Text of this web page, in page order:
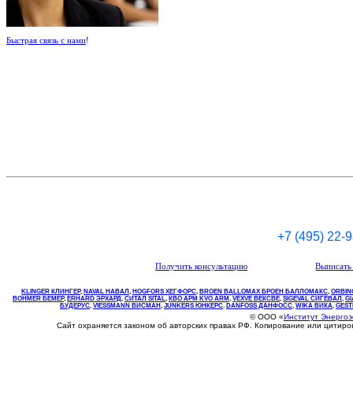
Быстрая связь с нами!
+7 (495) 22-
Получить консультацию
KLINGER КЛИНГЕР, NAVAL НАВАЛ , НOGFORS ХЕГФОРС, BROEN BALLOMAX БРОЕН БАЛЛОМАКС,
BOHMER БЕМЕР, ERHARD ЭРХАРД, СИТАЛ SITAL, КВО АРМ KVO ARM, VEXVE ВЕКСВЕ, SIGEVAL СИГЕВАЛ ,
БУДЕРУС, VIESSMANN ВИСМАН , JUNKERS ЮНКЕРС. DANFOSS ДАНФОСС, WIKA ВИКА,
© ООО «Институт
Сайт охраняется законом об авторских правах РФ. Копирование или